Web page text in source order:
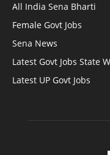
All India Sena Bharti
Female Govt Jobs
Sena News
Latest Govt Jobs State
Latest UP Govt Jobs